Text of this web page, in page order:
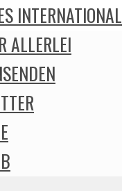
INTERNATIONAL
ALLERLEI